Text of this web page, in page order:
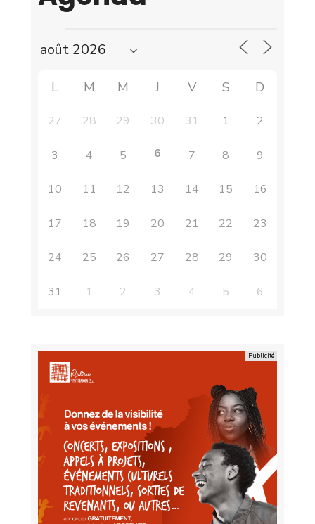
L M M J V S D
27 28 29 30 31 1 2
3 4 5 6 7 8 9
10 11 12 13 14 15 16
17 18 19 20 21 22 23
24 25 26 27 28 29 30
31 1 2 3 4 5 6